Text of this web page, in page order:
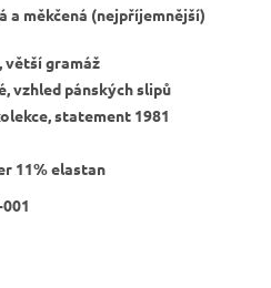
a měkčená (nejpříjemnější)
větší gramáž
vzhled pánských slipů
statement 1981
11% elastan